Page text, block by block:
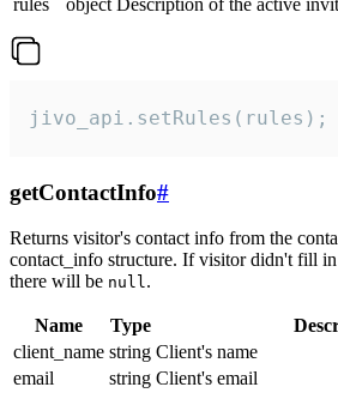
rules
object Description of the active
jivo_api.setRules(rules);
getContactInfo#
Returns visitor's contact info from the
contact_info structure. If visitor didn't fill in
there will be null.
Name Type
client_name string Client's name
email
string Client's email